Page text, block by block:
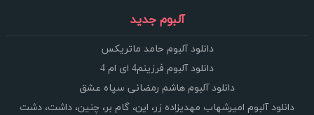
آلبوم جدید
دانلود آلبوم حامد ماتریکس
دانلود آلبوم فرزینم4 ای ام 4
دانلود آلبوم هاشم رمضانی سپاه عشق
دانلود آلبوم امیرشهاب مهدیزاده زر، این، گام بر، چنین، داشت، دشت